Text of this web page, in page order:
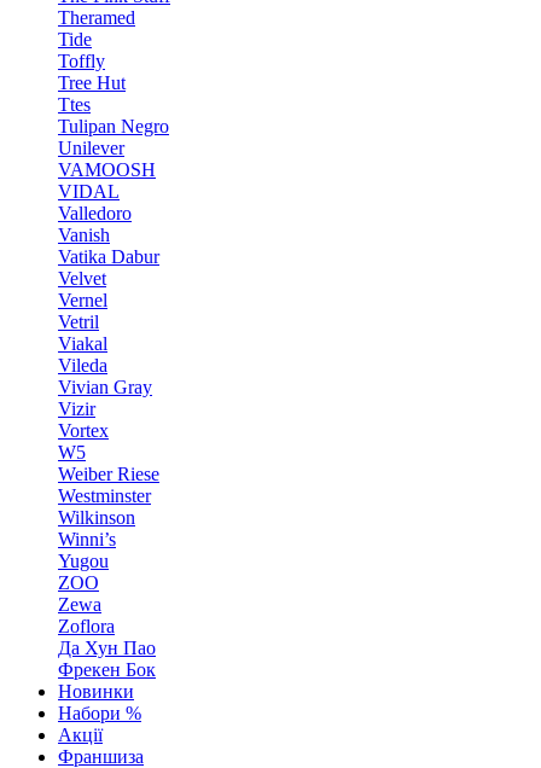
Theramed
Tide
Toffly
Tree Hut
Ttes
Tulipan Negro
Unilever
VAMOOSH
VIDAL
Valledoro
Vanish
Vatika Dabur
Velvet
Vernel
Vetril
Viakal
Vileda
Vivian Gray
Vizir
Vortex
W5
Weiber Riese
Westminster
Wilkinson
Winni’s
Yugou
ZOO
Zewa
Zoflora
Да Хун Пао
Фрекен Бок
Новинки
Набори %
Акції
Франшиза